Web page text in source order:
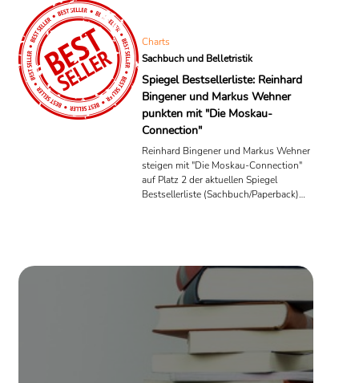
Charts
Sachbuch und Belletristik
Spiegel Bestsellerliste: Reinhard
Bingener und Markus Wehner
punkten mit "Die Moskau-
Connection"
Reinhard Bingener und Markus Wehner
steigen mit "Die Moskau-Connection"
auf Platz 2 der aktuellen Spiegel
Bestsellerliste (Sachbuch/Paperback)